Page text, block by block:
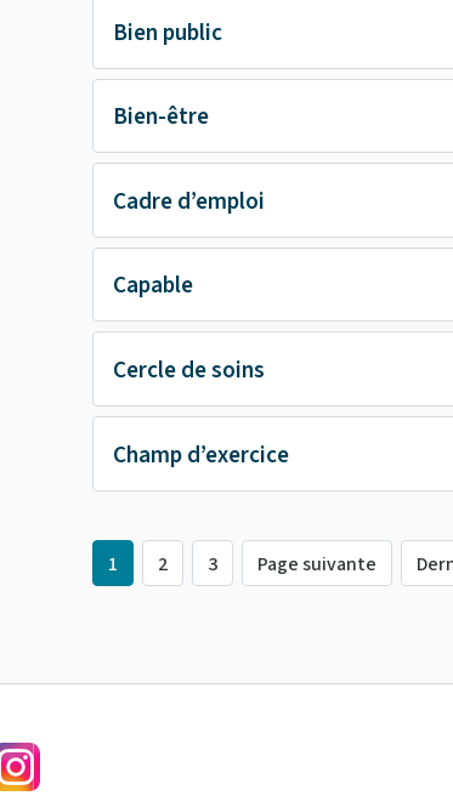
Bien public
Bien-être
Cadre d’emploi
Capable
Cercle de soins
Champ d’exercice
1 2 3 Page suivante